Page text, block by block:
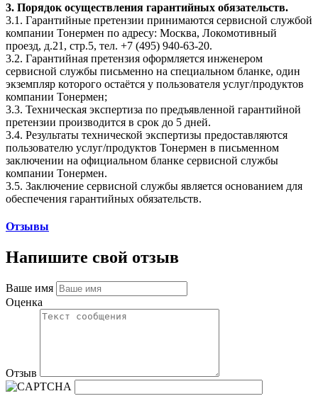
3. Порядок осуществления гарантийных обязательств.
3.1. Гарантийные претензии принимаются сервисной службой
компании Тонермен по адресу: Москва, Локомотивный
проезд, д.21, стр.5, тел. +7 (495) 940-63-20.
3.2. Гарантийная претензия оформляется инженером
сервисной службы письменно на специальном бланке, один
экземпляр которого остаётся у пользователя услуг/продуктов
компании Тонермен;
3.3. Техническая экспертиза по предъявленной гарантийной
претензии производится в срок до 5 дней.
3.4. Результаты технической экспертизы предоставляются
пользователю услуг/продуктов Тонермен в письменном
заключении на официальном бланке сервисной службы
компании Тонермен.
3.5. Заключение сервисной службы является основанием для
обеспечения гарантийных обязательств.
Отзывы
Напишите свой отзыв
Ваше имя
Оценка
Отзыв